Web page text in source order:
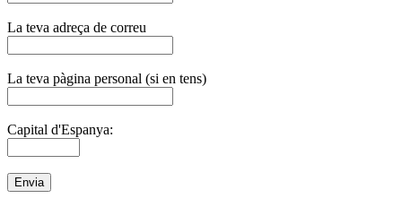
La teva adreça de correu
La teva pàgina personal (si en tens)
Capital d'Espanya: